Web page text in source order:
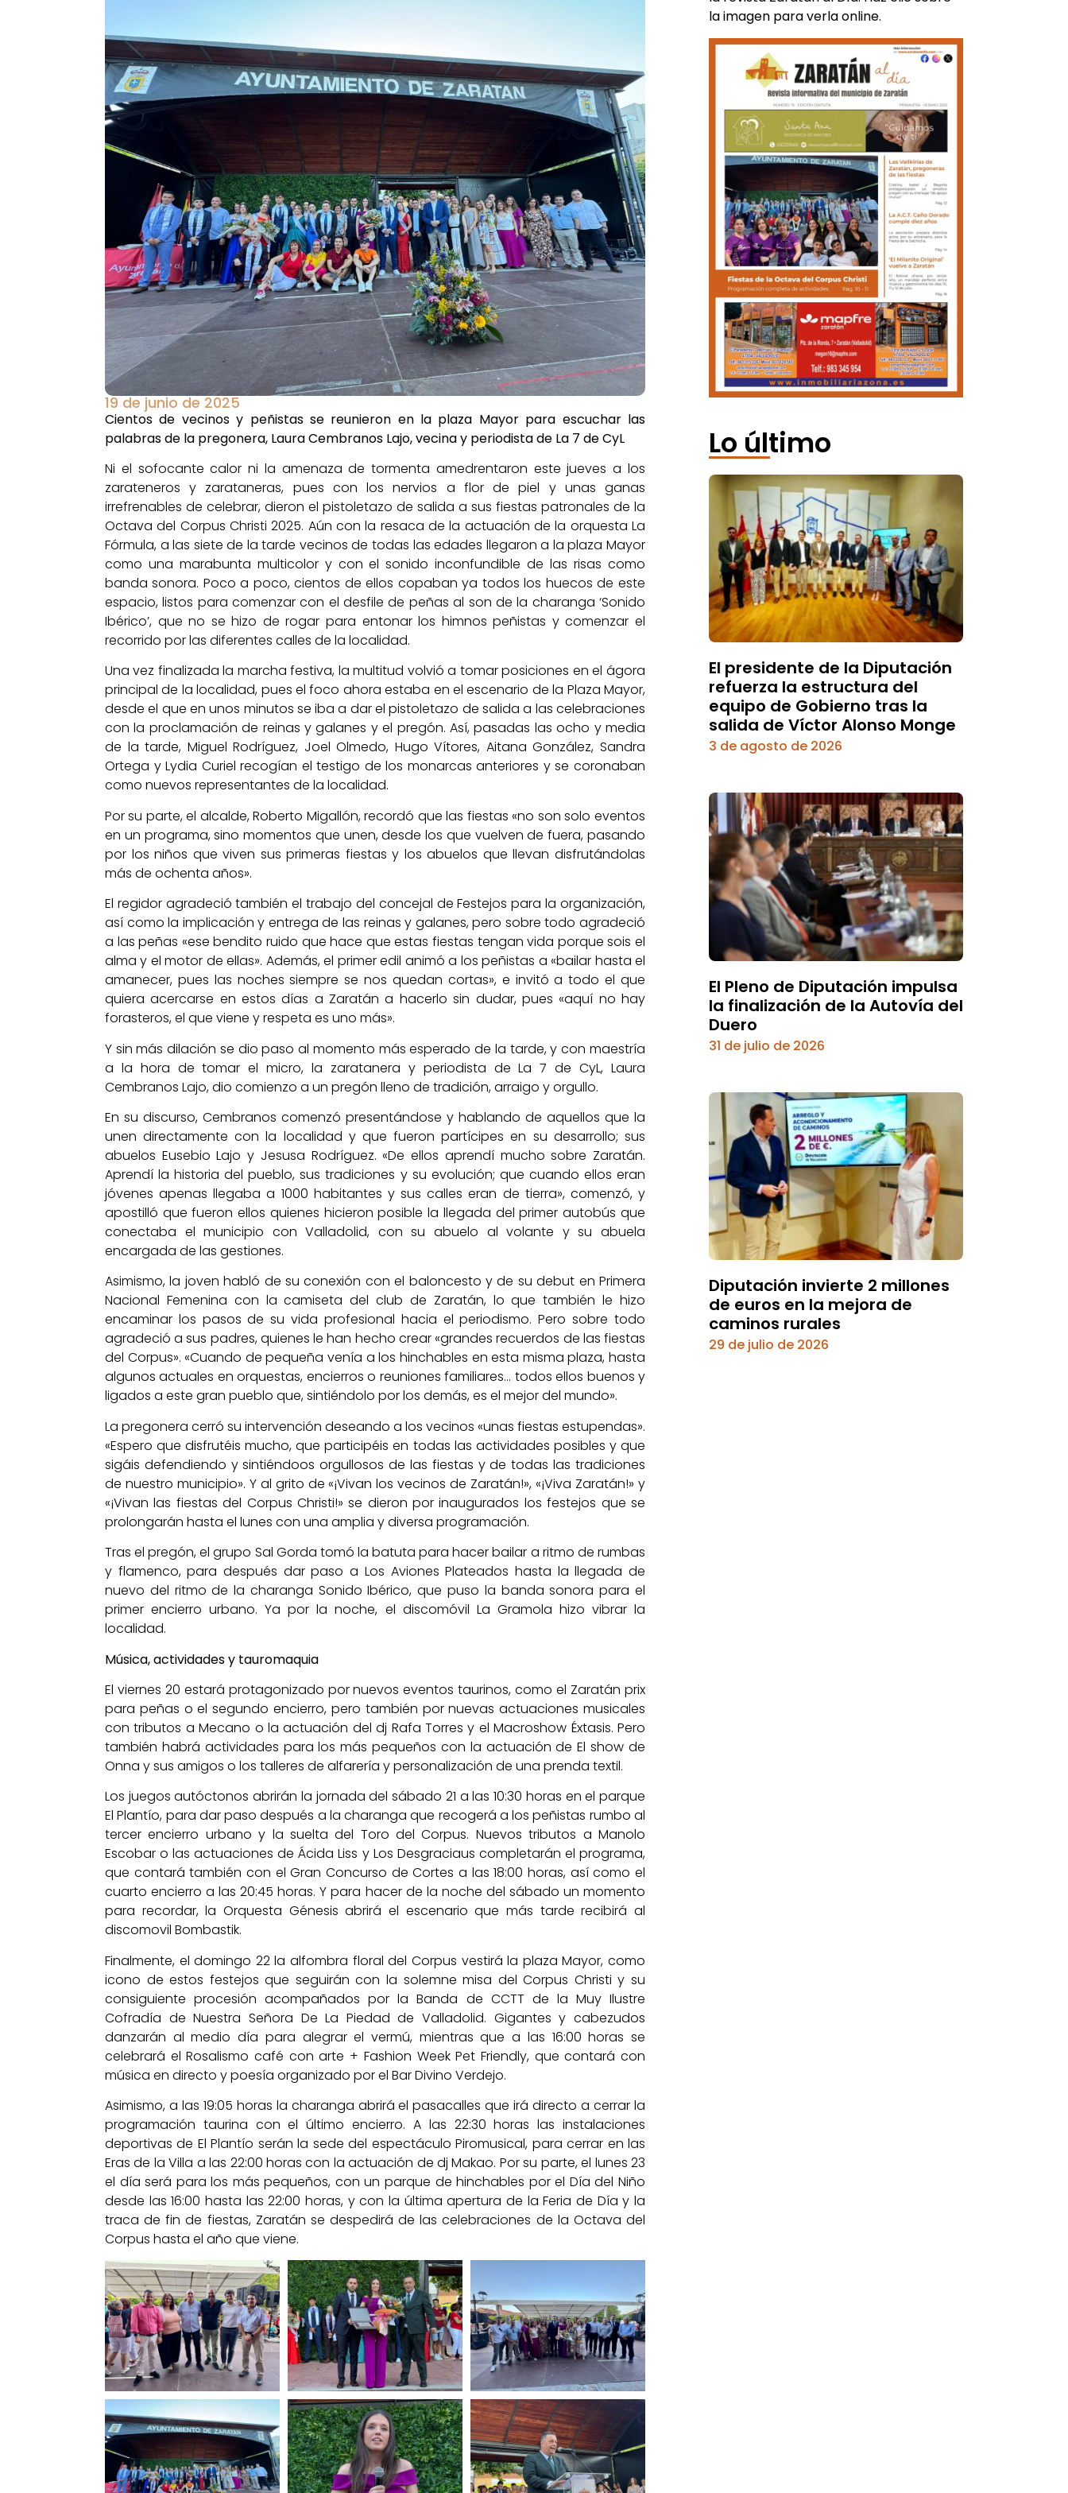
19 de junio de 2025
Cientos de vecinos y peñistas se reunieron en la plaza Mayor para escuchar las
palabras de la pregonera, Laura Cembranos Lajo, vecina y periodista de La 7 de CyL
Ni el sofocante calor ni la amenaza de tormenta amedrentaron este jueves a los
zarateneros y zarataneras, pues con los nervios a flor de piel y unas ganas
irrefrenables de celebrar, dieron el pistoletazo de salida a sus fiestas patronales de la
Octava del Corpus Christi 2025. Aún con la resaca de la actuación de la orquesta La
Fórmula, a las siete de la tarde vecinos de todas las edades llegaron a la plaza Mayor
como una marabunta multicolor y con el sonido inconfundible de las risas como
banda sonora. Poco a poco, cientos de ellos copaban ya todos los huecos de este
espacio, listos para comenzar con el desfile de peñas al son de la charanga ‘Sonido
Ibérico’, que no se hizo de rogar para entonar los himnos peñistas y comenzar el
recorrido por las diferentes calles de la localidad.
Una vez finalizada la marcha festiva, la multitud volvió a tomar posiciones en el ágora
principal de la localidad, pues el foco ahora estaba en el escenario de la Plaza Mayor,
desde el que en unos minutos se iba a dar el pistoletazo de salida a las celebraciones
con la proclamación de reinas y galanes y el pregón. Así, pasadas las ocho y media
de la tarde, Miguel Rodríguez, Joel Olmedo, Hugo Vítores, Aitana González, Sandra
Ortega y Lydia Curiel recogían el testigo de los monarcas anteriores y se coronaban
como nuevos representantes de la localidad.
Por su parte, el alcalde, Roberto Migallón, recordó que las fiestas «no son solo eventos
en un programa, sino momentos que unen, desde los que vuelven de fuera, pasando
por los niños que viven sus primeras fiestas y los abuelos que llevan disfrutándolas
más de ochenta años».
El regidor agradeció también el trabajo del concejal de Festejos para la organización,
así como la implicación y entrega de las reinas y galanes, pero sobre todo agradeció
a las peñas «ese bendito ruido que hace que estas fiestas tengan vida porque sois el
alma y el motor de ellas». Además, el primer edil animó a los peñistas a «bailar hasta el
amanecer, pues las noches siempre se nos quedan cortas», e invitó a todo el que
quiera acercarse en estos días a Zaratán a hacerlo sin dudar, pues «aquí no hay
forasteros, el que viene y respeta es uno más».
Y sin más dilación se dio paso al momento más esperado de la tarde, y con maestría
a la hora de tomar el micro, la zaratanera y periodista de La 7 de CyL, Laura
Cembranos Lajo, dio comienzo a un pregón lleno de tradición, arraigo y orgullo.
En su discurso, Cembranos comenzó presentándose y hablando de aquellos que la
unen directamente con la localidad y que fueron partícipes en su desarrollo; sus
abuelos Eusebio Lajo y Jesusa Rodríguez. «De ellos aprendí mucho sobre Zaratán.
Aprendí la historia del pueblo, sus tradiciones y su evolución; que cuando ellos eran
jóvenes apenas llegaba a 1000 habitantes y sus calles eran de tierra», comenzó, y
apostilló que fueron ellos quienes hicieron posible la llegada del primer autobús que
conectaba el municipio con Valladolid, con su abuelo al volante y su abuela
encargada de las gestiones.
Asimismo, la joven habló de su conexión con el baloncesto y de su debut en Primera
Nacional Femenina con la camiseta del club de Zaratán, lo que también le hizo
encaminar los pasos de su vida profesional hacia el periodismo. Pero sobre todo
agradeció a sus padres, quienes le han hecho crear «grandes recuerdos de las fiestas
del Corpus». «Cuando de pequeña venía a los hinchables en esta misma plaza, hasta
algunos actuales en orquestas, encierros o reuniones familiares… todos ellos buenos y
ligados a este gran pueblo que, sintiéndolo por los demás, es el mejor del mundo».
La pregonera cerró su intervención deseando a los vecinos «unas fiestas estupendas».
«Espero que disfrutéis mucho, que participéis en todas las actividades posibles y que
sigáis defendiendo y sintiéndoos orgullosos de las fiestas y de todas las tradiciones
de nuestro municipio». Y al grito de «¡Vivan los vecinos de Zaratán!», «¡Viva Zaratán!» y
«¡Vivan las fiestas del Corpus Christi!» se dieron por inaugurados los festejos que se
prolongarán hasta el lunes con una amplia y diversa programación.
Tras el pregón, el grupo Sal Gorda tomó la batuta para hacer bailar a ritmo de rumbas
y flamenco, para después dar paso a Los Aviones Plateados hasta la llegada de
nuevo del ritmo de la charanga Sonido Ibérico, que puso la banda sonora para el
primer encierro urbano. Ya por la noche, el discomóvil La Gramola hizo vibrar la
localidad.
Música, actividades y tauromaquia
El viernes 20 estará protagonizado por nuevos eventos taurinos, como el Zaratán prix
para peñas o el segundo encierro, pero también por nuevas actuaciones musicales
con tributos a Mecano o la actuación del dj Rafa Torres y el Macroshow Éxtasis. Pero
también habrá actividades para los más pequeños con la actuación de El show de
Onna y sus amigos o los talleres de alfarería y personalización de una prenda textil.
Los juegos autóctonos abrirán la jornada del sábado 21 a las 10:30 horas en el parque
El Plantío, para dar paso después a la charanga que recogerá a los peñistas rumbo al
tercer encierro urbano y la suelta del Toro del Corpus. Nuevos tributos a Manolo
Escobar o las actuaciones de Ácida Liss y Los Desgraciaus completarán el programa,
que contará también con el Gran Concurso de Cortes a las 18:00 horas, así como el
cuarto encierro a las 20:45 horas. Y para hacer de la noche del sábado un momento
para recordar, la Orquesta Génesis abrirá el escenario que más tarde recibirá al
discomovil Bombastik.
Finalmente, el domingo 22 la alfombra floral del Corpus vestirá la plaza Mayor, como
icono de estos festejos que seguirán con la solemne misa del Corpus Christi y su
consiguiente procesión acompañados por la Banda de CCTT de la Muy Ilustre
Cofradía de Nuestra Señora De La Piedad de Valladolid. Gigantes y cabezudos
danzarán al medio día para alegrar el vermú, mientras que a las 16:00 horas se
celebrará el Rosalismo café con arte + Fashion Week Pet Friendly, que contará con
música en directo y poesía organizado por el Bar Divino Verdejo.
Asimismo, a las 19:05 horas la charanga abrirá el pasacalles que irá directo a cerrar la
programación taurina con el último encierro. A las 22:30 horas las instalaciones
deportivas de El Plantío serán la sede del espectáculo Piromusical, para cerrar en las
Eras de la Villa a las 22:00 horas con la actuación de dj Makao. Por su parte, el lunes 23
el día será para los más pequeños, con un parque de hinchables por el Día del Niño
desde las 16:00 hasta las 22:00 horas, y con la última apertura de la Feria de Día y la
traca de fin de fiestas, Zaratán se despedirá de las celebraciones de la Octava del
Corpus hasta el año que viene.
la imagen para verla online.
Lo último
El presidente de la Diputación
refuerza la estructura del
equipo de Gobierno tras la
salida de Víctor Alonso Monge
3 de agosto de 2026
El Pleno de Diputación impulsa
la finalización de la Autovía del
Duero
31 de julio de 2026
Diputación invierte 2 millones
de euros en la mejora de
caminos rurales
29 de julio de 2026